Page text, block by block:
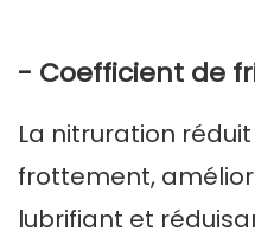
- Coefficient de
La nitruration
frottement,
lubrifiant et